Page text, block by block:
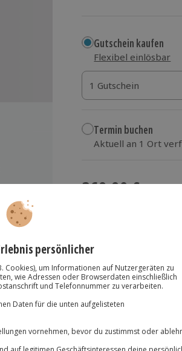
Gutschein kaufen
Flexibel einlösbar
1 Gutschein
1 Gutschein
1 Gutschein
Termin buchen
Aktuell an 1 Ort
369,90 €
Immer das richtige
Große Auswahl, volle
Große Auswahl
Über 9.000 Erlebnisse.